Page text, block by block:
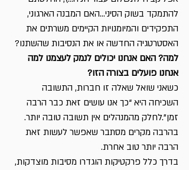
להתמקד בשוק הסיני…האם המבנה הארגוני,
התפקידים והמיומנויות הקיימים משרתים את
האסטרטגיה החדשה או את הנסיבות שהשתנו?
למה? האם אנחנו יכולים לנמק לעצמנו למה
אנחנו פועלים בצורה הזו?
כשאני שואל שאלה זו חברות, התשובה
השכיחה היא “כך אנו עושים זאת כבר הרבה
זמן”.לחלק מהמנהלים אין תשובה טובה יותר.
בהרבה מקרים מסתבר שאפשר לעשות זאת
הרבה יותר טוב אחרת.
בדרך כלל פרקטיקות הוגדרו מסיבות מוצדקות,